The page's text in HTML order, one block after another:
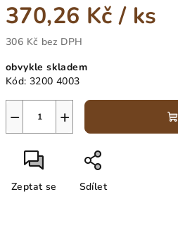
370,26 Kč/ ks
306 Kč bez DPH
cena:
obvykle skladem
Kód: 3200 4003
+
−
Zeptat se Sdílet